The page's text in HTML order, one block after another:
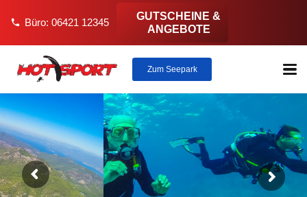
phone Büro: 06421 12345
GUTSCHEINE &
ANGEBOTE
Zum Seepark